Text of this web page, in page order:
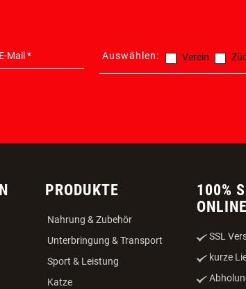
Auswählen: Verein
PRODUKTE
Nahrung & Zubehör
Unterbringung & Transport
Sport & Leistung
Katze
100%
SSL
kurze